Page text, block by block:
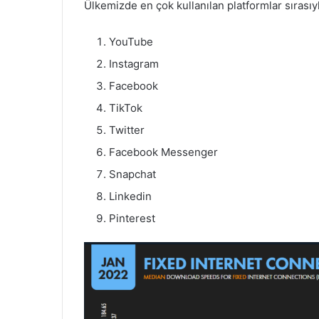
Ülkemizde en çok kullanılan platformlar
YouTube
Instagram
Facebook
TikTok
Twitter
Facebook Messenger
Snapchat
Linkedin
Pinterest